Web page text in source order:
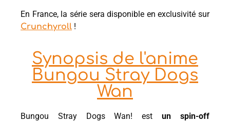
En France, la série sera disponible en exclusivité sur
Crunchyroll !
Synopsis de l'anime
Bungou Stray Dogs
Wan
Bungou Stray Dogs Wan! estun spin-off